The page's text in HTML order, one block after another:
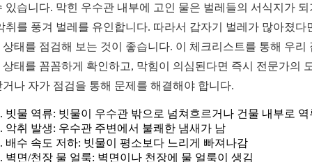
있습니다. 막힌 우수관 내부에 고인 물은 벌레들의 서식지가 되
취를 풍겨 벌레를 유인합니다. 따라서 갑자기 벌레가 많아졌다
상태를 점검해 보는 것이 좋습니다. 이 체크리스트를 통해 우리
상태를 꼼꼼하게 확인하고, 막힘이 의심된다면 즉시 전문가의
거나 자가 점검을 통해 문제를 해결해야 합니다.
빗물 역류: 빗물이 우수관 밖으로 넘쳐흐르거나 건물 내부로 역
악취 발생: 우수관 주변에서 불쾌한 냄새가 남
배수 속도 저하: 빗물이 평소보다 느리게 빠져나감
벽면/천장 물 얼룩: 벽면이나 천장에 물 얼룩이 생김